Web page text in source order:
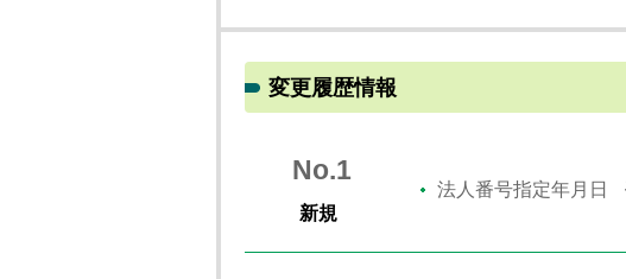
変更履歴情報
No.1
新規
法人番号指定年月日